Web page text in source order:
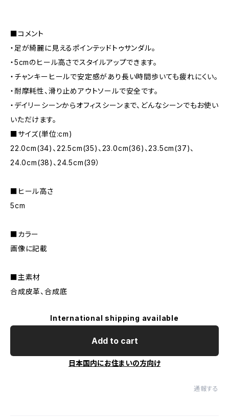
■コメント
・足が綺麗に見えるポインテッドトゥサンダル。
・5cmのヒール高さでスタイルアップできます。
・チャンキーヒールで安定感があり長い時間歩いても疲れにくい。
・耐摩耗性、滑り止めアウトソールで安全です。
・デイリーシーンからオフィスシーンまで、どんなシーンでもお使い
いただけます。
■サイズ(単位:cm)
22.0cm(34)、22.5cm(35)、23.0cm(36)、23.5cm(37)、
24.0cm(38)、24.5cm(39）
■ヒール高さ
5cm
■カラー
画像に記載
■主素材
合成皮革、合成底
International shipping available
Add to cart
日本国内にお住まいの方向け
通報する